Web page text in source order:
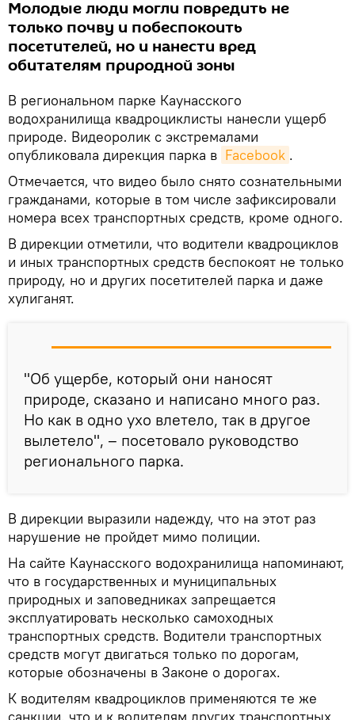
Молодые люди могли повредить не
только почву и побеспокоить
посетителей, но и нанести вред
обитателям природной зоны
В региональном парке Каунасского
водохранилища квадроциклисты нанесли ущерб
природе. Видеоролик с экстремалами
опубликовала дирекция парка в Facebook .
Отмечается, что видео было снято сознательными
гражданами, которые в том числе зафиксировали
номера всех транспортных средств, кроме одного.
В дирекции отметили, что водители квадроциклов
и иных транспортных средств беспокоят не только
природу, но и других посетителей парка и даже
хулиганят.
"Об ущербе, который они наносят
природе, сказано и написано много раз.
Но как в одно ухо влетело, так в другое
вылетело", – посетовало руководство
регионального парка.
В дирекции выразили надежду, что на этот раз
нарушение не пройдет мимо полиции.
На сайте Каунасского водохранилища напоминают,
что в государственных и муниципальных
природных и заповедниках запрещается
эксплуатировать несколько самоходных
транспортных средств. Водители транспортных
средств могут двигаться только по дорогам,
которые обозначены в Законе о дорогах.
К водителям квадроциклов применяются те же